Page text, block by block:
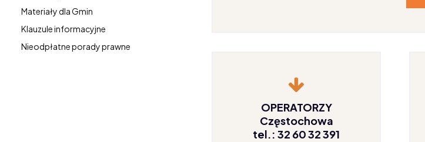
Materiały dla Gmin
Klauzule informacyjne
Nieodpłatne porady prawne
OPERATORZY
Częstochowa
tel.: 32 60 32 391